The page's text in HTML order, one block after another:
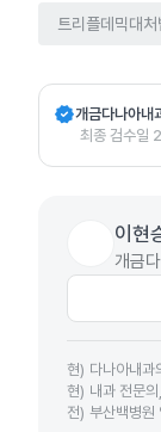
트리플데믹대처
verified개금다나아내
최종 검수일
이현
개금
현) 다나아내과
현) 내과 전문
전) 부산백병원